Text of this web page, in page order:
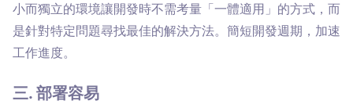
小而獨立的環境讓開發時不需考量「一體適用」的方式，而
是針對特定問題尋找最佳的解決方法。簡短開發週期，加速
工作進度。
三. 部署容易